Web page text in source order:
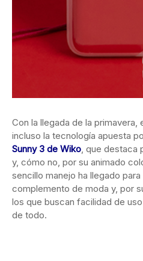
Con la llegada de la primavera,
incluso la tecnología apuesta
Sunny 3 de Wiko, que destaca
y, cómo no, por su animado
sencillo manejo ha llegado
complemento de moda y, por
los que buscan facilidad de
de todo.